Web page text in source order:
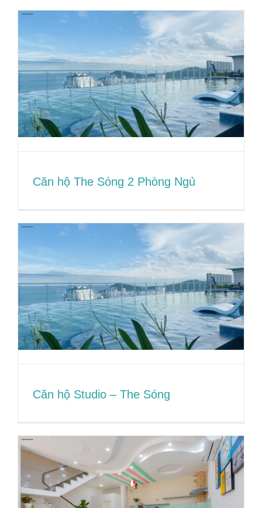
Căn hộ The Sóng 2PN +
Căn hộ The Sóng 2 Phòng Ngủ
Căn hộ The Sóng 2 Phòng Ngủ
Căn hộ Studio – The Sóng
Căn hộ Studio – The Sóng